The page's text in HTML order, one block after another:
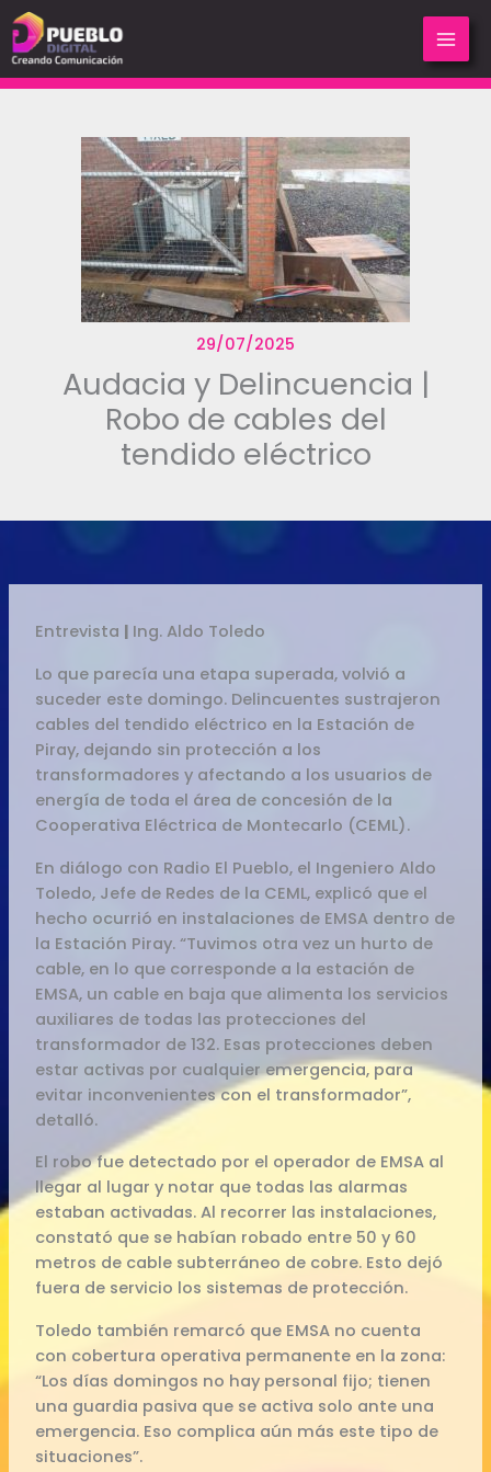
al
contenido
29/07/2025
Audacia y Delincuencia |
Robo de cables del
tendido eléctrico
Entrevista | Ing. Aldo Toledo
Lo que parecía una etapa superada, volvió a
suceder este domingo. Delincuentes sustrajeron
cables del tendido eléctrico en la Estación de
Piray, dejando sin protección a los
transformadores y afectando a los usuarios de
energía de toda el área de concesión de la
Cooperativa Eléctrica de Montecarlo (CEML).
En diálogo con Radio El Pueblo, el Ingeniero Aldo
Toledo, Jefe de Redes de la CEML, explicó que el
hecho ocurrió en instalaciones de EMSA dentro de
la Estación Piray. “Tuvimos otra vez un hurto de
cable, en lo que corresponde a la estación de
EMSA, un cable en baja que alimenta los servicios
auxiliares de todas las protecciones del
transformador de 132. Esas protecciones deben
estar activas por cualquier emergencia, para
evitar inconvenientes con el transformador”,
detalló.
El robo fue detectado por el operador de EMSA al
llegar al lugar y notar que todas las alarmas
estaban activadas. Al recorrer las instalaciones,
constató que se habían robado entre 50 y 60
metros de cable subterráneo de cobre. Esto dejó
fuera de servicio los sistemas de protección.
Toledo también remarcó que EMSA no cuenta
con cobertura operativa permanente en la zona:
“Los días domingos no hay personal fijo; tienen
una guardia pasiva que se activa solo ante una
emergencia. Eso complica aún más este tipo de
situaciones”.